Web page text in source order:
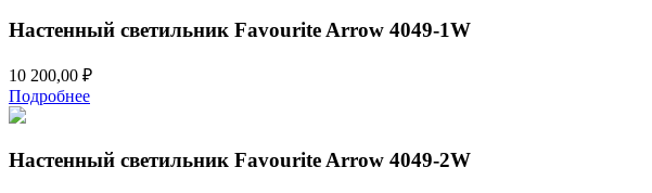
Настенный светильник Favourite Arrow 4049-1W
10 200,00 ₽
Подробнее
Настенный светильник Favourite Arrow 4049-2W